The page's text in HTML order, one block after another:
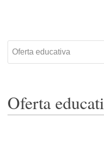
Oferta educativa
Oferta